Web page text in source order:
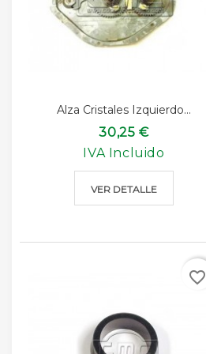
Alza Cristales Izquierdo...
30,25 €
IVA Incluido
VER DETALLE
favorite_border